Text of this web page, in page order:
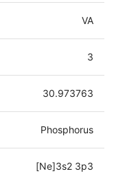
VA
3
30.973763
Phosphorus
[Ne]3s2 3p3